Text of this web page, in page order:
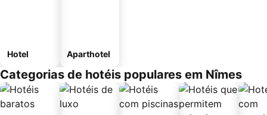
Hotel Aparthotel
Categorias de hotéis populares em Nîmes